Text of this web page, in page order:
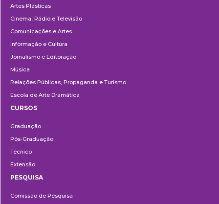
Artes Plásticas
Cinema, Rádio e Televisão
Comunicações e Artes
Informação e Cultura
Jornalismo e Editoração
Música
Relações Públicas, Propaganda e Turismo
Escola de Arte Dramática
CURSOS
Graduação
Pós-Graduação
Técnico
Extensão
PESQUISA
Comissão de Pesquisa